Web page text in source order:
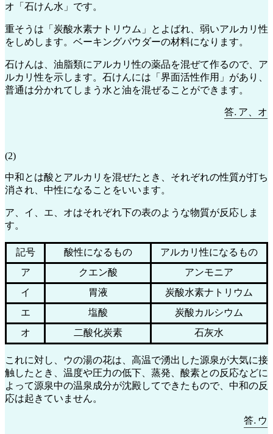
オ「石けん水」です。
重そうは「炭酸水素ナトリウム」とよばれ、弱いアルカリ性
をしめします。ベーキングパウダーの材料になります。
石けんは、油脂類にアルカリ性の薬品を混ぜて作るので、ア
ルカリ性を示します。石けんには「界面活性作用」があり、
普通は分かれてしまう水と油を混ぜることができます。
答 ア 、 オ
答 ア オ―
(2)
中和とは酸とアルカリを混ぜたとき、それぞれの性質が打ち
消され、中性になることをいいます。
ア、イ、エ、オはそれぞれ下の表のような物質が反応しま
す。
記号 酸性になるもの
アルカリ性になるもの
ア
クエン酸
アンモニア
イ
胃液
炭酸水素ナトリウム
エ
塩酸
炭酸カルシウム
オ
二酸化炭素 石灰水
これに対し、ウの湯の花は、高温で湧出した源泉が大気に接
触したとき、温度や圧力の低下、蒸発、酸素との反応などに
よって源泉中の温泉成分が沈殿してできたもので、中和の反
応は起きていません。
答 ウ
答 ウ
―